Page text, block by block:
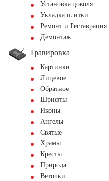
Установка цоколя
Укладка плитки
Ремонт и Реставрация
Демонтаж
Гравировка
Картинки
Лицевое
Обратное
Шрифты
Иконы
Ангелы
Святые
Храмы
Кресты
Природа
Веточки